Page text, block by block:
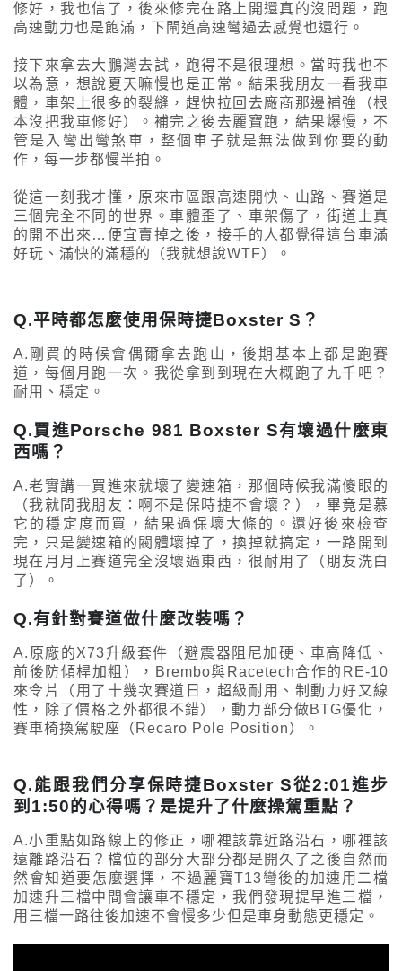
修好，我也信了，後來修完在路上開還真的沒問題，跑
高速動力也是飽滿，下閘道高速彎過去感覺也還行。
接下來拿去大鵬灣去試，跑得不是很理想。當時我也不
以為意，想說夏天嘛慢也是正常。結果我朋友一看我車
體，車架上很多的裂縫，趕快拉回去廠商那邊補強（根
本沒把我車修好）。補完之後去麗寶跑，結果爆慢，不
管是入彎出彎煞車，整個車子就是無法做到你要的動
作，每一步都慢半拍。
從這一刻我才懂，原來市區跟高速開快、山路、賽道是
三個完全不同的世界。車體歪了、車架傷了，街道上真
的開不出來…便宜賣掉之後，接手的人都覺得這台車滿
好玩、滿快的滿穩的（我就想說WTF）。
Q.平時都怎麼使用保時捷Boxster S？
A.剛買的時候會偶爾拿去跑山，後期基本上都是跑賽
道，每個月跑一次。我從拿到到現在大概跑了九千吧？
耐用、穩定。
Q.買進Porsche 981 Boxster S有壞過什麼東
西嗎？
A.老實講一買進來就壞了變速箱，那個時候我滿傻眼的
（我就問我朋友：啊不是保時捷不會壞？），畢竟是慕
它的穩定度而買，結果過保壞大條的。還好後來檢查
完，只是變速箱的閥體壞掉了，換掉就搞定，一路開到
現在月月上賽道完全沒壞過東西，很耐用了（朋友洗白
了）。
Q.有針對賽道做什麼改裝嗎？
A.原廠的X73升級套件（避震器阻尼加硬、車高降低、
前後防傾桿加粗），Brembo與Racetech合作的RE-10
來令片（用了十幾次賽道日，超級耐用、制動力好又線
性，除了價格之外都很不錯），動力部分做BTG優化，
賽車椅換駕駛座（Recaro Pole Position）。
Q.能跟我們分享保時捷Boxster S從2:01進步
到1:50的心得嗎？是提升了什麼操駕重點？
A.小重點如路線上的修正，哪裡該靠近路沿石，哪裡該
遠離路沿石？檔位的部分大部分都是開久了之後自然而
然會知道要怎麼選擇，不過麗寶T13彎後的加速用二檔
加速升三檔中間會讓車不穩定，我們發現提早進三檔，
用三檔一路往後加速不會慢多少但是車身動態更穩定。